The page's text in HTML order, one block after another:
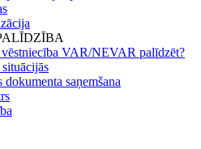
VAR/NEVAR palīdzēt?
dokumenta saņemšana